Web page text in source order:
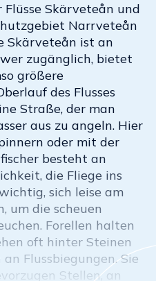
Skärveteån und
Narrveteån
Skärveteån ist an
zugänglich, bietet
größere
des Flusses
Straße, der man
aus zu angeln. Hier
oder mit der
besteht an
die Fliege ins
sich leise am
um die scheuen
Forellen halten
oft hinter Steinen
Flussbiegungen. Sie
Stellen, an